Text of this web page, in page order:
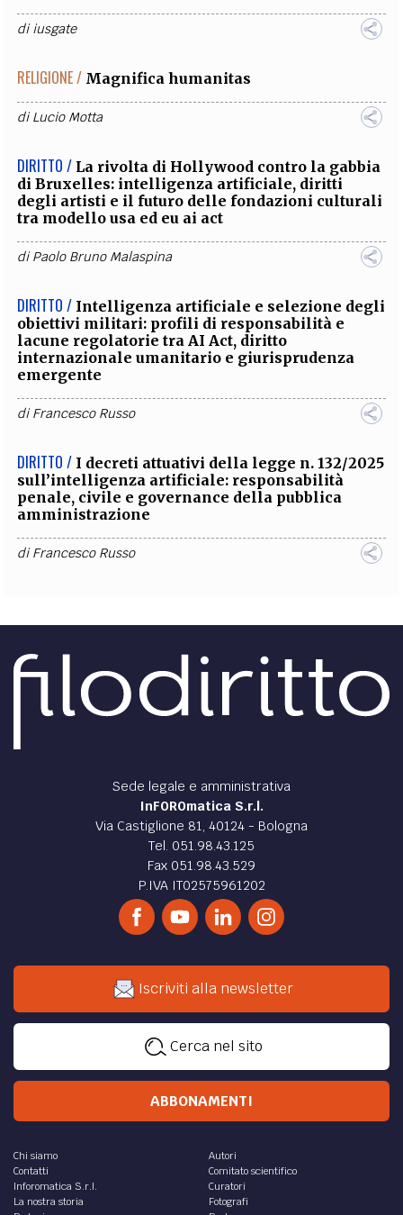
diiusgate
RELIGIONE / Magnifica humanitas
diLucio Motta
DIRITTO / La rivolta di Hollywood contro la gabbia
di Bruxelles: intelligenza artificiale, diritti
degli artisti e il futuro delle fondazioni culturali
tra modello usa ed eu ai act
diPaolo Bruno Malaspina
DIRITTO / Intelligenza artificiale e selezione degli
obiettivi militari: profili di responsabilità e
lacune regolatorie tra AI Act, diritto
internazionale umanitario e giurisprudenza
emergente
diFrancesco Russo
DIRITTO / I decreti attuativi della legge n. 132/2025
sull’intelligenza artificiale: responsabilità
penale, civile e governance della pubblica
amministrazione
diFrancesco Russo
Sede legale e amministrativa
InFOROmatica S.r.l.
Via Castiglione 81, 40124 - Bologna
Tel. 051.98.43.125
Fax 051.98.43.529
P.IVA IT02575961202
Iscriviti alla newsletter
Cerca nel sito
ABBONAMENTI
Chi siamo
Contatti
Inforomatica S.r.l.
La nostra storia
Autori
Comitato scientifico
Curatori
Fotografi